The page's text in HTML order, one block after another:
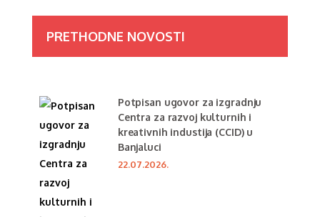
PRETHODNE NOVOSTI
Potpisan ugovor za izgradnju
Centra za razvoj kulturnih i
kreativnih industija (CCID) u
Banjaluci
22.07.2026.